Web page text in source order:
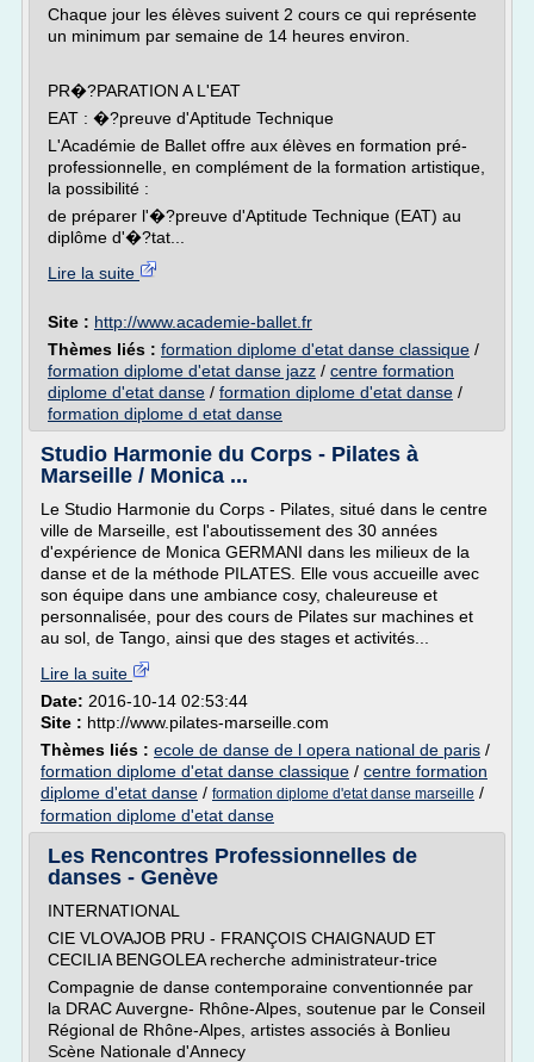
Chaque jour les élèves suivent 2 cours ce qui représente
un minimum par semaine de 14 heures environ.
PR�?PARATION A L'EAT
EAT : �?preuve d'Aptitude Technique
L'Académie de Ballet offre aux élèves en formation pré-
professionnelle, en complément de la formation artistique,
la possibilité :
de préparer l'�?preuve d'Aptitude Technique (EAT) au
diplôme d'�?tat...
Lire la suite
Site : http://www.academie-ballet.fr
Thèmes liés : formation diplome d'etat danse classique /
formation diplome d'etat danse jazz / centre formation
diplome d'etat danse / formation diplome d'etat danse /
formation diplome d etat danse
Studio Harmonie du Corps - Pilates à
Marseille / Monica ...
Le Studio Harmonie du Corps - Pilates, situé dans le centre
ville de Marseille, est l'aboutissement des 30 années
d'expérience de Monica GERMANI dans les milieux de la
danse et de la méthode PILATES. Elle vous accueille avec
son équipe dans une ambiance cosy, chaleureuse et
personnalisée, pour des cours de Pilates sur machines et
au sol, de Tango, ainsi que des stages et activités...
Lire la suite
Date: 2016-10-14 02:53:44
Site : http://www.pilates-marseille.com
Thèmes liés : ecole de danse de l opera national de paris /
formation diplome d'etat danse classique / centre formation
diplome d'etat danse / formation diplome d'etat danse marseille /
formation diplome d'etat danse
Les Rencontres Professionnelles de
danses - Genève
INTERNATIONAL
CIE VLOVAJOB PRU - FRANÇOIS CHAIGNAUD ET
CECILIA BENGOLEA recherche administrateur-trice
Compagnie de danse contemporaine conventionnée par
la DRAC Auvergne- Rhône-Alpes, soutenue par le Conseil
Régional de Rhône-Alpes, artistes associés à Bonlieu
Scène Nationale d'Annecy